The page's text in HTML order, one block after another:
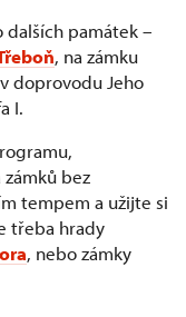
dalších památek –
, na zámku
doprovodu Jeho
I.
bez
tempem a užijte si
třeba hrady
, nebo zámky